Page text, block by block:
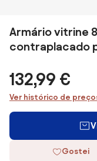
Armário vitrine
contraplacado
132,99 €
Ver histórico de
Gostei